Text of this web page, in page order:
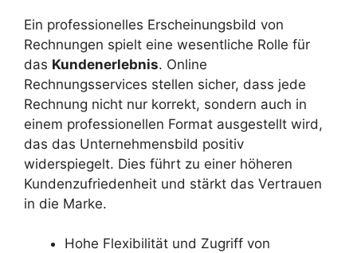
Ein professionelles Erscheinungsbild von
Rechnungen spielt eine wesentliche Rolle für
das Kundenerlebnis. Online
Rechnungsservices stellen sicher, dass jede
Rechnung nicht nur korrekt, sondern auch in
einem professionellen Format ausgestellt wird,
das das Unternehmensbild positiv
widerspiegelt. Dies führt zu einer höheren
Kundenzufriedenheit und stärkt das Vertrauen
in die Marke.
Hohe Flexibilität und Zugriff von